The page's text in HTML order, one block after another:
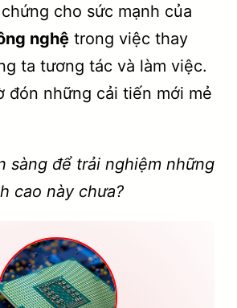
cho sức mạnh của
nghệ trong việc thay
ta tương tác và làm việc.
đón những cải tiến mới mẻ
sàng để trải nghiệm những
cao này chưa?